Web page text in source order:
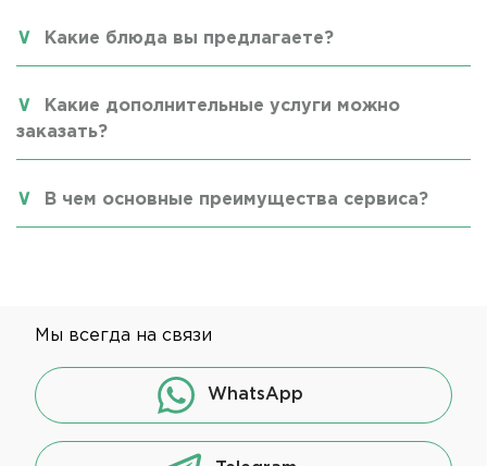
Какие блюда вы предлагаете?
Какие дополнительные услуги можно
заказать?
В чем основные преимущества сервиса?
Мы всегда на связи
WhatsApp